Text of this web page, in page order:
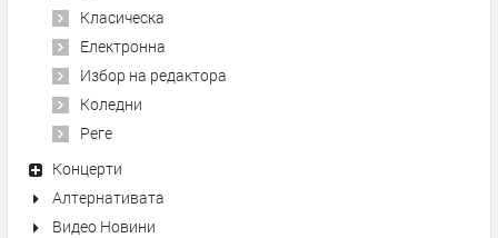
Класическа
Електронна
Избор на редактора
Коледни
Реге
Концерти
Алтернативата
Видео Новини